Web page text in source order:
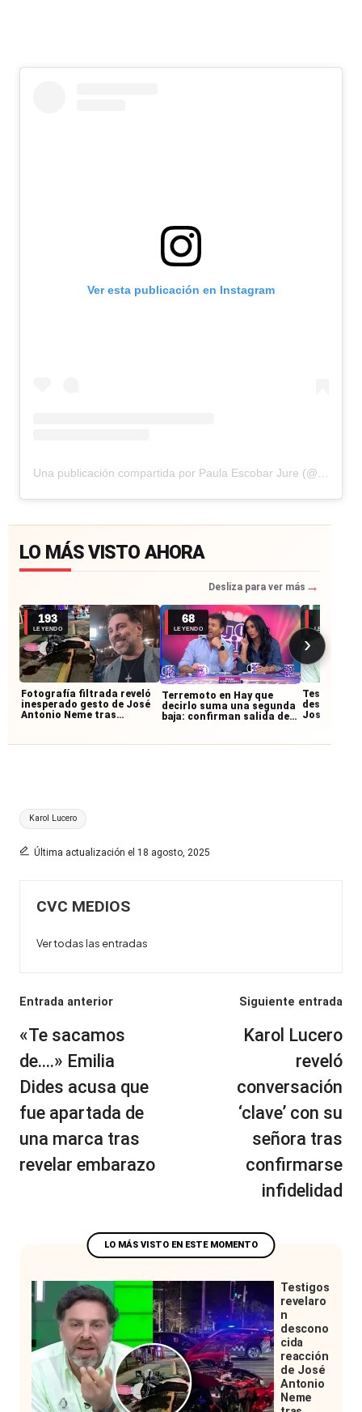
Ver esta publicación en Instagram
Una publicación compartida por Paula Escobar Jure (@paula_escobar_jure)
LO MÁS VISTO AHORA
Desliza para ver más →
193
LEYENDO
Fotografía filtrada reveló
inesperado gesto de José
Antonio Neme tras
68
LEYENDO
Terremoto en Hay que
decirlo suma una segunda
baja: confirman salida de
LEYENDO
Testigos
José
›
Etiquetas:
Karol Lucero
Última actualización el 18 agosto, 2025
CVC MEDIOS
Ver todas las entradas
Navegación
de
entradas
Entrada anterior
«Te sacamos
de….» Emilia
Dides acusa que
fue apartada de
una marca tras
revelar embarazo
Siguiente entrada
Karol Lucero
reveló
conversación
‘clave’ con su
señora tras
confirmarse
infidelidad
Testigos
revelaro
n
descono
cida
reacción
de José
Antonio
Neme